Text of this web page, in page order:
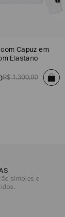
Capuz em
Elastano
R$ 1.300,00
simples e
sobre
você?